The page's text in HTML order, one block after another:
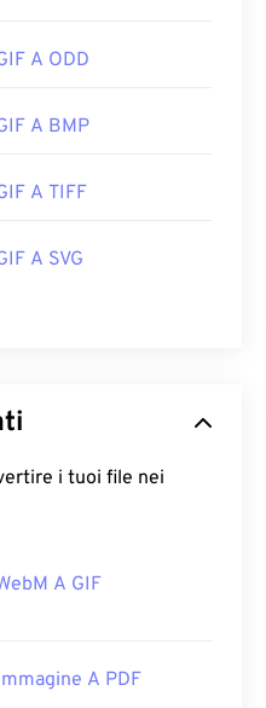
A ODD
A BMP
A TIFF
A SVG
i tuoi file nei
A GIF
A PDF